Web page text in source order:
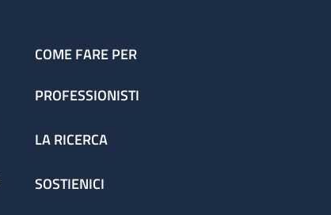
COME FARE PER
PROFESSIONISTI
LA RICERCA
SOSTIENICI